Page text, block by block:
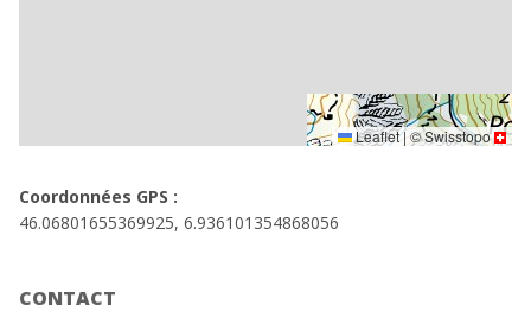
Leaflet|©Swisstopo
Coordonnées GPS :
46.06801655369925, 6.936101354868056
CONTACT